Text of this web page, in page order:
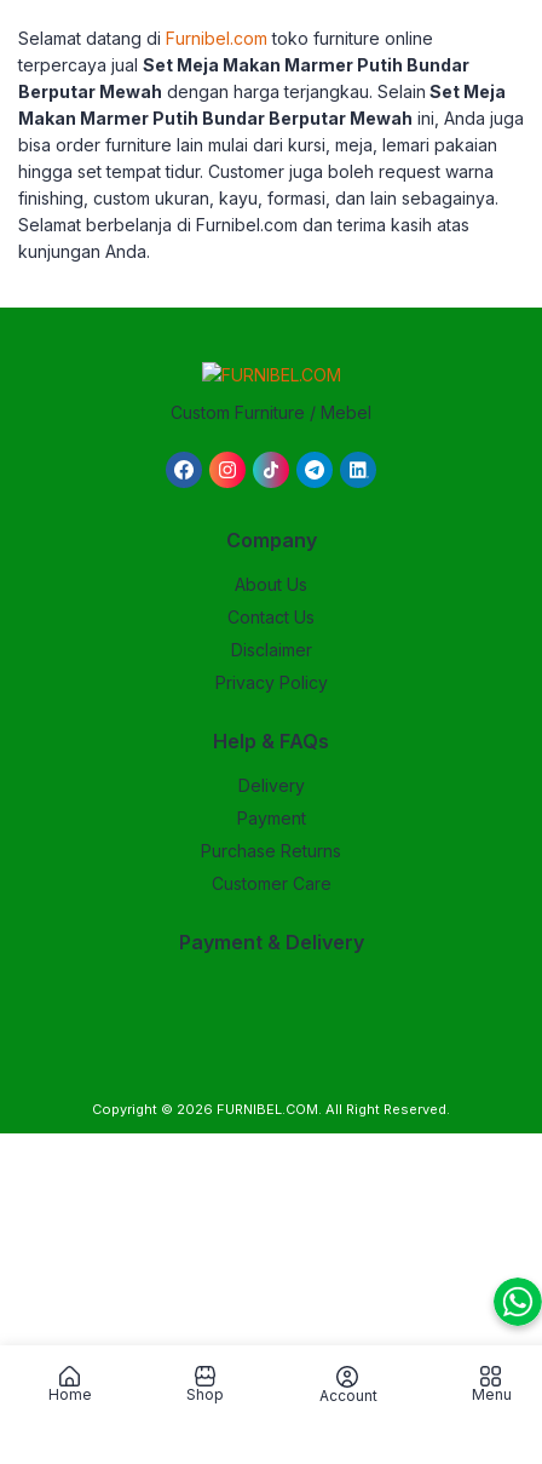
Selamat datang di Furnibel.com toko furniture online
terpercaya jual Set Meja Makan Marmer Putih Bundar
Berputar Mewah dengan harga terjangkau. Selain Set Meja
Makan Marmer Putih Bundar Berputar Mewah ini, Anda juga
bisa order furniture lain mulai dari kursi, meja, lemari pakaian
hingga set tempat tidur. Customer juga boleh request warna
finishing, custom ukuran, kayu, formasi, dan lain sebagainya.
Selamat berbelanja di Furnibel.com dan terima kasih atas
kunjungan Anda.
Custom Furniture / Mebel
Company
About Us
Contact Us
Disclaimer
Privacy Policy
Help & FAQs
Delivery
Payment
Purchase Returns
Customer Care
Payment & Delivery
Copyright © 2026 FURNIBEL.COM. All Right Reserved.
Home Shop Account Menu